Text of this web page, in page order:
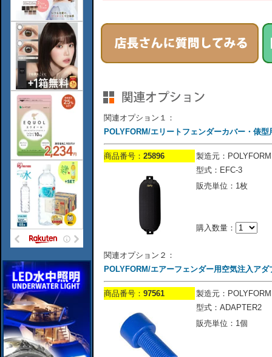
関連オプション１：
POLYFORM/エリートフェンダーカバー・俵型
商品番号： 25896
製造元：POLYFORM
型式：EFC-3
販売単位：1枚
購入数量：
関連オプション２：
POLYFORM/エアーフェンダー用空気注入アダ
商品番号： 97561
製造元：POLYFORM
型式：ADAPTER2
販売単位：1個